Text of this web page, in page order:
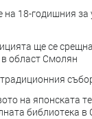
18-годишния за
ще се
област Смолян
на японската
библиотека